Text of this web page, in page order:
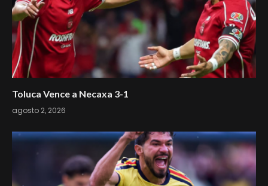
Toluca Vence a Necaxa 3-1
agosto 2, 2026